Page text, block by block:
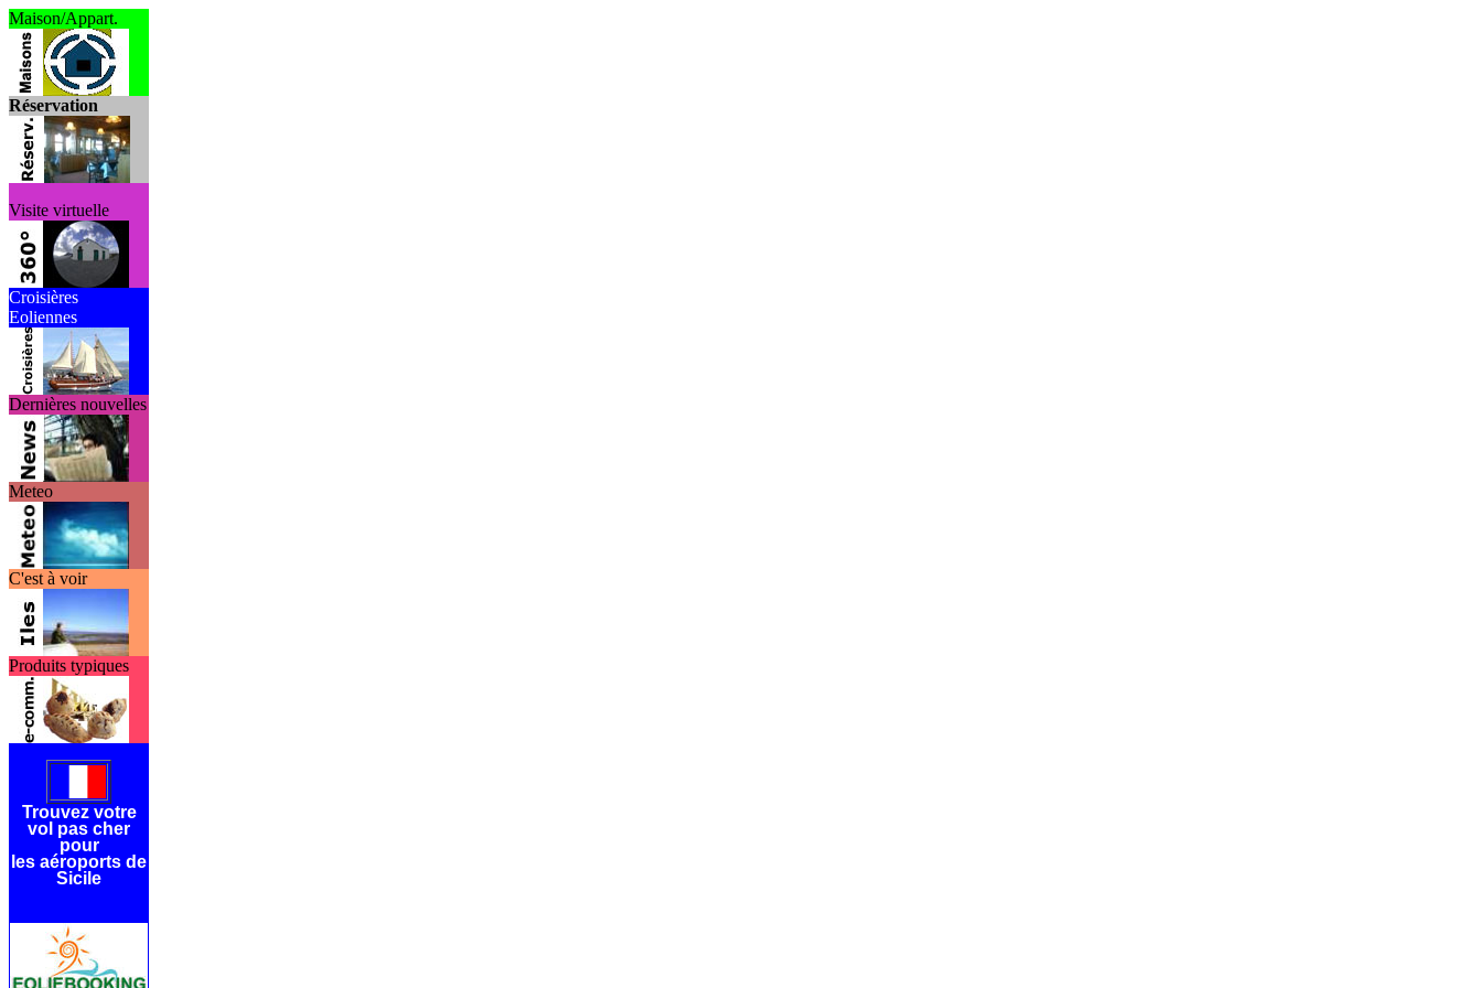
Maison/Appart.
Réservation
Visite virtuelle
Croisières
Eoliennes
Dernières nouvelles
Meteo
C'est à voir
Produits typiques
Trouvez votre
vol pas cher
pour
les aéroports de
Sicile